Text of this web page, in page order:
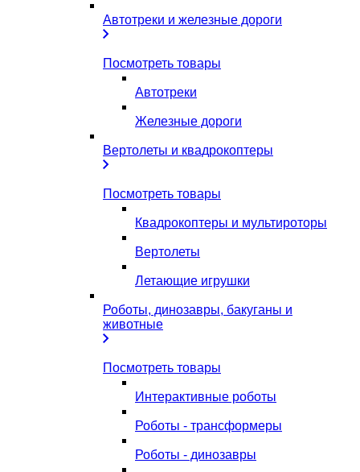
Автотреки и железные дороги
Посмотреть товары
Автотреки
Железные дороги
Вертолеты и квадрокоптеры
Посмотреть товары
Квадрокоптеры и мультироторы
Вертолеты
Летающие игрушки
Роботы, динозавры, бакуганы и
животные
Посмотреть товары
Интерактивные роботы
Роботы - трансформеры
Роботы - динозавры